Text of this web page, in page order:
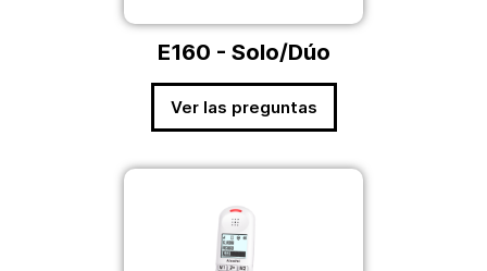
E160 - Solo/Dúo
Ver las preguntas